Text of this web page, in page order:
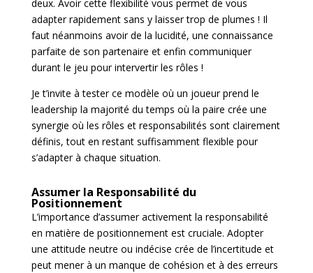
deux. Avoir cette flexibilité vous permet de vous
adapter rapidement sans y laisser trop de plumes ! Il
faut néanmoins avoir de la lucidité, une connaissance
parfaite de son partenaire et enfin communiquer
durant le jeu pour intervertir les rôles !
Je t’invite à tester ce modèle où un joueur prend le
leadership la majorité du temps où la paire crée une
synergie où les rôles et responsabilités sont clairement
définis, tout en restant suffisamment flexible pour
s’adapter à chaque situation.
Assumer la Responsabilité du
Positionnement
L’importance d’assumer activement la responsabilité
en matière de positionnement est cruciale. Adopter
une attitude neutre ou indécise crée de l’incertitude et
peut mener à un manque de cohésion et à des erreurs